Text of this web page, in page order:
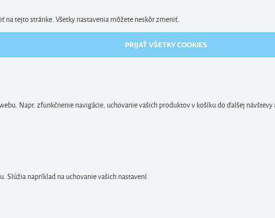
tejto stránke. Všetky nastavenia môžete neskôr zmeniť.
PRIJAŤ VŠETKY COOKIES
Napr. zfunkčnenie navigácie, uchovanie vašich produktov v košíku do ďalšej návštevy
Slúžia napríklad na uchovanie vašich nastavení.